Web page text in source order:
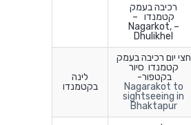
רכיבה בעמק
קטמנדו –
Nagarkot, –
Dhulikhel
חצי יום רכיבה בעמק
קטמנדו סיור
בקטפור-
Nagarakot to
sightseeing in
Bhaktapur
לינה
בקטמנדו